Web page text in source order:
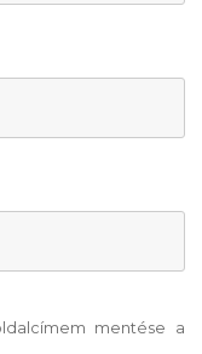
mentése a